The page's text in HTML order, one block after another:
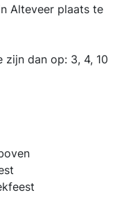
Alteveer plaats te
zijn dan op: 3, 4, 10